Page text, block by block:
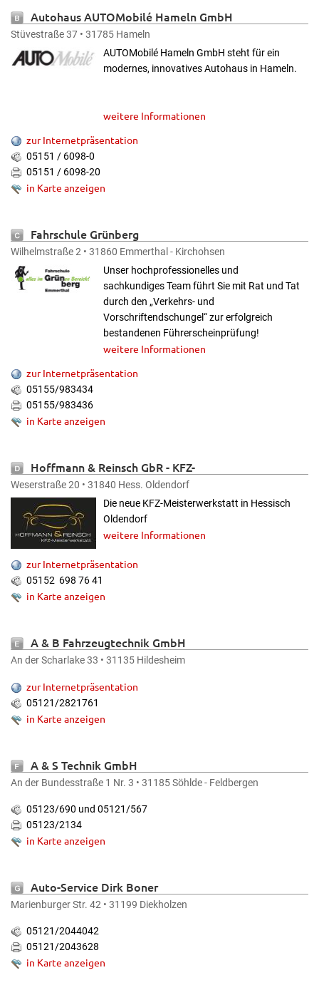
Autohaus AUTOMobilé Hameln GmbH
Stüvestraße 37 • 31785 Hameln
AUTOMobilé Hameln GmbH steht für ein
modernes, innovatives Autohaus in Hameln.
weitere Informationen
zur Internetpräsentation
05151 / 6098-0
05151 / 6098-20
in Karte anzeigen
Fahrschule Grünberg
Wilhelmstraße 2 • 31860 Emmerthal - Kirchohsen
Unser hochprofessionelles und
sachkundiges Team führt Sie mit Rat und Tat
durch den „Verkehrs- und
Vorschriftendschungel“ zur erfolgreich
bestandenen Führerscheinprüfung!
weitere Informationen
zur Internetpräsentation
05155/983434
05155/983436
in Karte anzeigen
Hoffmann & Reinsch GbR- KFZ-
Meisterwerkstatt
Weserstraße 20 • 31840 Hess. Oldendorf
Die neue KFZ-Meisterwerkstatt in Hessisch
Oldendorf
weitere Informationen
zur Internetpräsentation
05152 698 76 41
in Karte anzeigen
A & B Fahrzeugtechnik GmbH
An der Scharlake 33 • 31135 Hildesheim
zur Internetpräsentation
05121/2821761
in Karte anzeigen
A & S Technik GmbH
An der Bundesstraße 1 Nr. 3 • 31185 Söhlde - Feldbergen
05123/690 und 05121/567
05123/2134
in Karte anzeigen
Auto-Service Dirk Boner
Marienburger Str. 42 • 31199 Diekholzen
05121/2044042
05121/2043628
in Karte anzeigen